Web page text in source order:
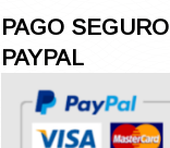
Aníbal
Aquella Noche en Rio
Arenas Sangrientas
Argel (VENDIDO)
Armonías de Juventud
PAGO
PAYPAL